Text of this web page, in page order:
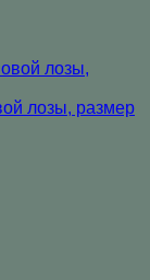
лозы, размер